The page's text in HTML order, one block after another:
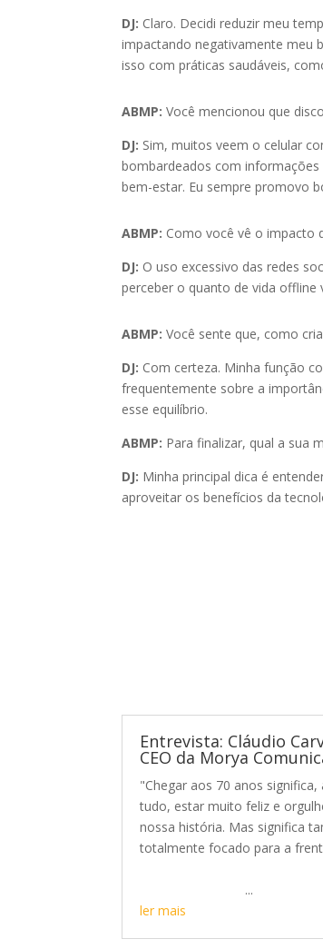
DJ: Claro. Decidi reduzir meu
impactando negativamente meu
isso com práticas saudáveis,
ABMP:Você mencionou que
DJ: Sim, muitos veem o celular
bombardeados com
bem-estar. Eu sempre promovo
ABMP: Como você vê o impacto
DJ: O uso excessivo das redes
perceber o quanto de vida offline
ABMP:Você sente que, como
DJ: Com certeza. Minha função
frequentemente sobre a
esse equilíbrio.
ABMP: Para finalizar, qual a sua
DJ: Minha principal dica é
aproveitar os benefícios da
Entrevista: Cláudio
CEO da Morya
"Chegar aos 70 anos significa,
tudo, estar muito feliz e
nossa história. Mas significa
totalmente focado para
...
ler mais